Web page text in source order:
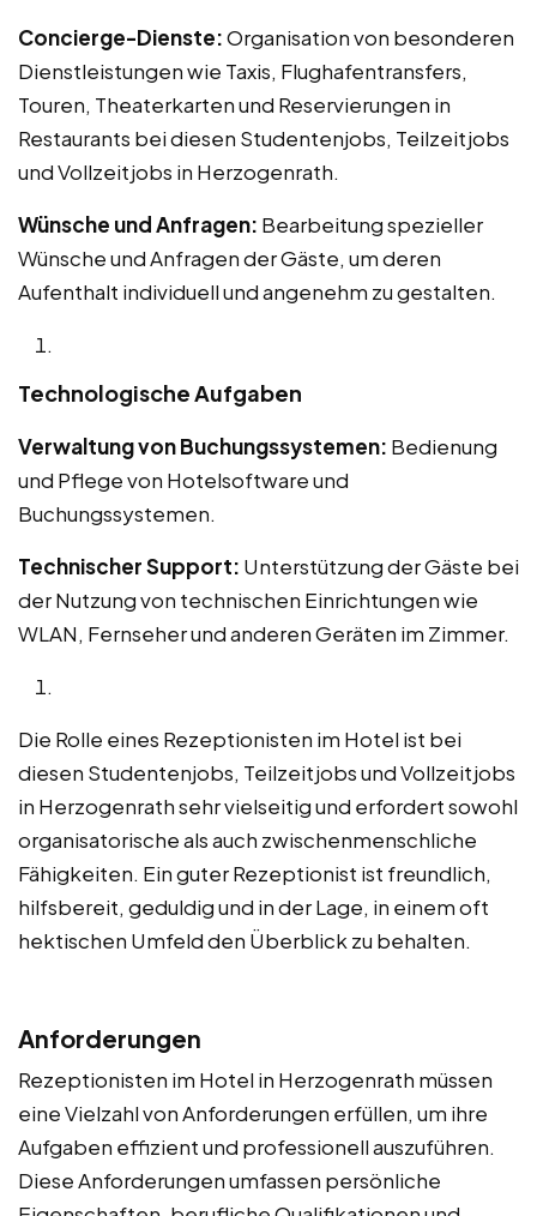
Concierge-Dienste:Organisation von besonderen
Dienstleistungen wie Taxis, Flughafentransfers,
Touren, Theaterkarten und Reservierungen in
Restaurants bei diesen Studentenjobs, Teilzeitjobs
und Vollzeitjobs in Herzogenrath.
Wünsche und Anfragen: Bearbeitung spezieller
Wünsche und Anfragen der Gäste, um deren
Aufenthalt individuell und angenehm zu gestalten.
Technologische Aufgaben
Verwaltung von Buchungssystemen: Bedienung
und Pflege von Hotelsoftware und
Buchungssystemen.
Technischer Support: Unterstützung der Gäste bei
der Nutzung von technischen Einrichtungen wie
WLAN, Fernseher und anderen Geräten im Zimmer.
Die Rolle eines Rezeptionisten im Hotel ist bei
diesen Studentenjobs, Teilzeitjobs und Vollzeitjobs
in Herzogenrath sehr vielseitig und erfordert sowohl
organisatorische als auch zwischenmenschliche
Fähigkeiten. Ein guter Rezeptionist ist freundlich,
hilfsbereit, geduldig und in der Lage, in einem oft
hektischen Umfeld den Überblick zu behalten.
Anforderungen
Rezeptionisten im Hotel in Herzogenrath müssen
eine Vielzahl von Anforderungen erfüllen, um ihre
Aufgaben effizient und professionell auszuführen.
Diese Anforderungen umfassen persönliche